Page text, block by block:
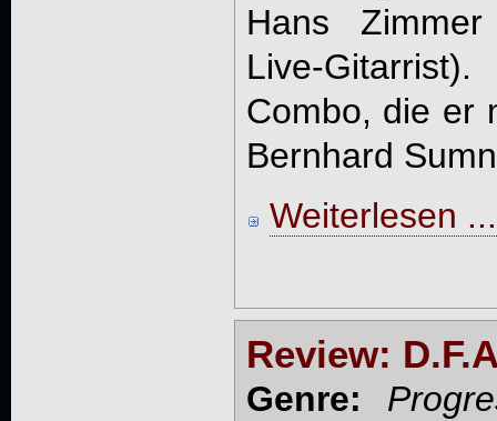
Hans
Live-
Combo, die er
Bernhard
Weiterlesen ...
Review:
Genre: